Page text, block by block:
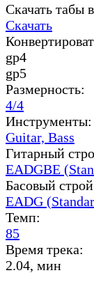
Скачать табы
Скачать
gp4
gp5
Размерность:
4/4
Инструменты:
Guitar, Bass
Гитарный
EADGBE
Басовый
EADG
Темп:
85
Время трека:
2.04, мин